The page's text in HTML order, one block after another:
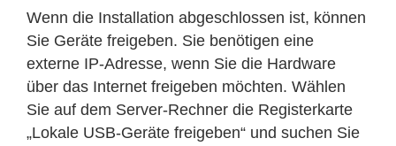
Wenn die Installation abgeschlossen ist, können
Sie Geräte freigeben. Sie benötigen eine
externe IP-Adresse, wenn Sie die Hardware
über das Internet freigeben möchten. Wählen
Sie auf dem Server-Rechner die Registerkarte
„Lokale USB-Geräte freigeben“ und suchen Sie